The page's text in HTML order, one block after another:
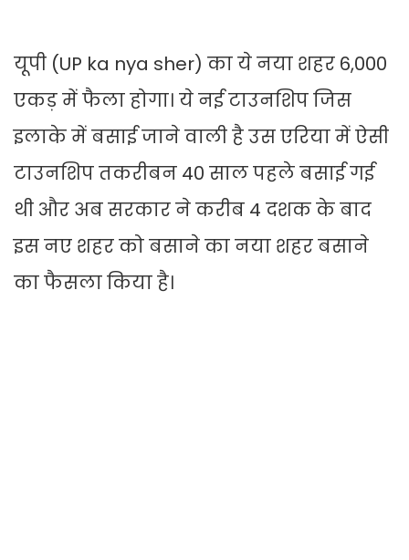
यूपी (UP ka nya sher) का ये नया शहर 6,000
एकड़ में फैला होगा। ये नई टाउनशिप जिस
इलाके में बसाई जाने वाली है उस एरिया में ऐसी
टाउनशिप तकरीबन 40 साल पहले बसाई गई
थी और अब सरकार ने करीब 4 दशक के बाद
इस नए शहर को बसाने का नया शहर बसाने
का फैसला किया है।